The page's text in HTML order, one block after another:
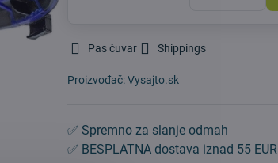
Pas čuvar Shippings
Proizvođač:Vysajto.sk
✅ Spremno za slanje odmah
✅ BESPLATNA dostava iznad 55 EUR